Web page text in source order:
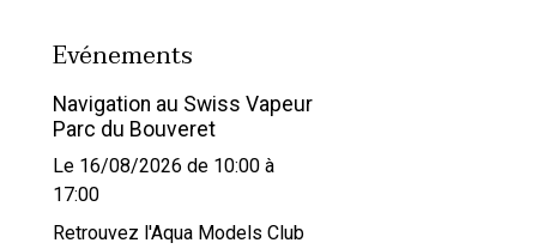
Evénements
Navigation au Swiss Vapeur
Parc du Bouveret
Le 16/08/2026 de 10:00 à
17:00
Retrouvez l'Aqua Models Club